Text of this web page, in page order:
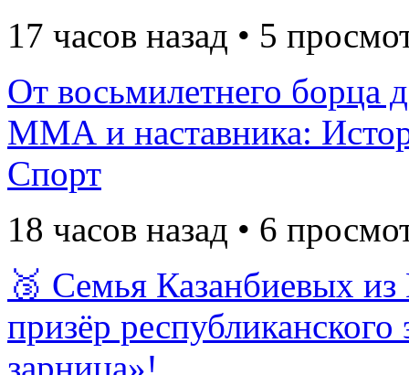
17 часов назад • 5
От восьмилетнего борца
ММА и наставника:
Спорт
18 часов назад • 6
🥉 Семья Казанбиевых
призёр
зарница»!